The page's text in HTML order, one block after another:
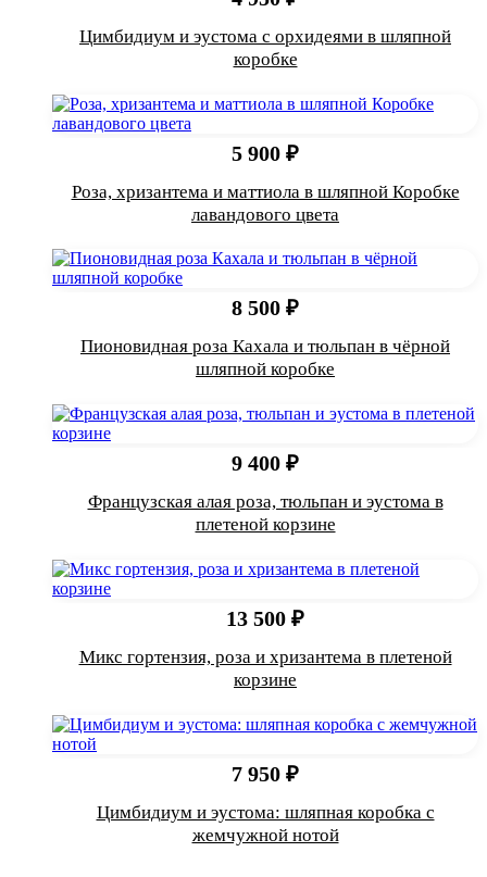
Цимбидиум и эустома с орхидеями в шляпной
коробке
5 900 ₽
Роза, хризантема и маттиола в шляпной Коробке
лавандового цвета
8 500 ₽
Пионовидная роза Кахала и тюльпан в чёрной
шляпной коробке
9 400 ₽
Французская алая роза, тюльпан и эустома в
плетеной корзине
13 500 ₽
Микс гортензия, роза и хризантема в плетеной
корзине
7 950 ₽
Цимбидиум и эустома: шляпная коробка с
жемчужной нотой